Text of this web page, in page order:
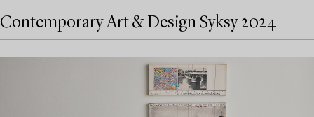
Contemporary Art & Design Syksy 2024